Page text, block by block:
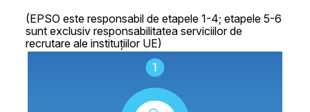
(EPSO este responsabil de etapele 1-4; etapele 5-6
sunt exclusiv responsabilitatea serviciilor de
recrutare ale instituțiilor UE)